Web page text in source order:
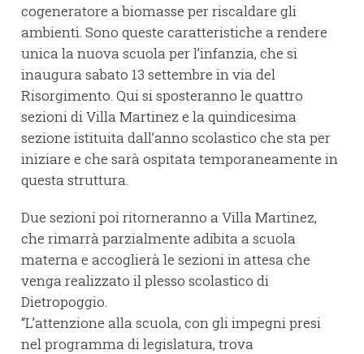
cogeneratore a biomasse per riscaldare gli
ambienti. Sono queste caratteristiche a rendere
unica la nuova scuola per l’infanzia, che si
inaugura sabato 13 settembre in via del
Risorgimento. Qui si sposteranno le quattro
sezioni di Villa Martinez e la quindicesima
sezione istituita dall’anno scolastico che sta per
iniziare e che sarà ospitata temporaneamente in
questa struttura.
Due sezioni poi ritorneranno a Villa Martinez,
che rimarrà parzialmente adibita a scuola
materna e accoglierà le sezioni in attesa che
venga realizzato il plesso scolastico di
Dietropoggio.
“L’attenzione alla scuola, con gli impegni presi
nel programma di legislatura, trova